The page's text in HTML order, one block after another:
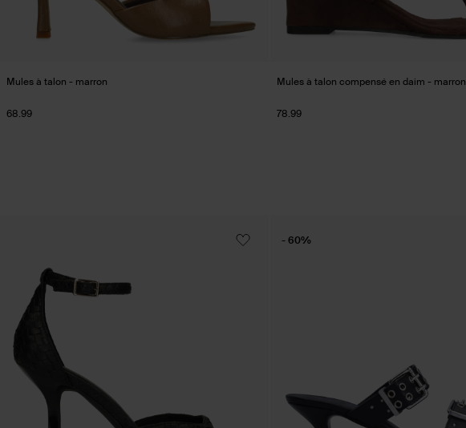
Mules à talon - marron
68.99
Mules à talon compensé en daim - marron
78.99
- 60%